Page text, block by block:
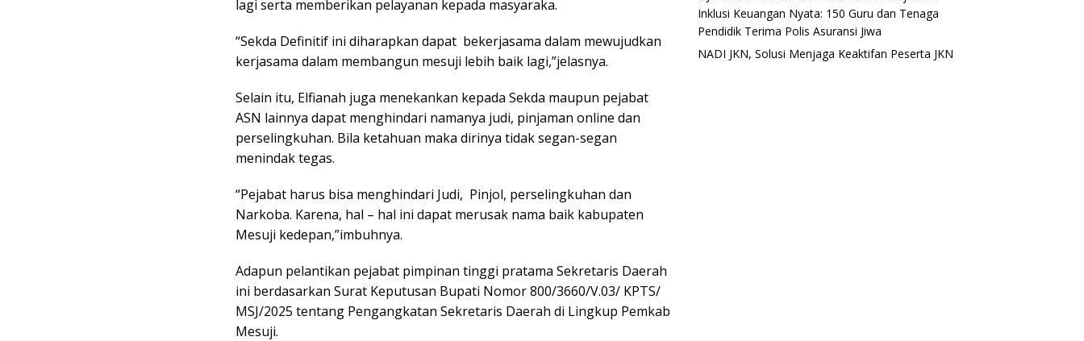
lagi serta memberikan pelayanan kepada masyaraka.
“Sekda Definitif ini diharapkan dapat bekerjasama dalam mewujudkan
kerjasama dalam membangun mesuji lebih baik lagi,”jelasnya.
Selain itu, Elfianah juga menekankan kepada Sekda maupun pejabat
ASN lainnya dapat menghindari namanya judi, pinjaman online dan
perselingkuhan. Bila ketahuan maka dirinya tidak segan-segan
menindak tegas.
“Pejabat harus bisa menghindari Judi, Pinjol, perselingkuhan dan
Narkoba. Karena, hal – hal ini dapat merusak nama baik kabupaten
Mesuji kedepan,”imbuhnya.
Adapun pelantikan pejabat pimpinan tinggi pratama Sekretaris Daerah
ini berdasarkan Surat Keputusan Bupati Nomor 800/3660/V.03/ KPTS/
MSJ/2025 tentang Pengangkatan Sekretaris Daerah di Lingkup Pemkab
Mesuji.
Inklusi Keuangan Nyata: 150 Guru dan Tenaga
Pendidik Terima Polis Asuransi Jiwa
NADI JKN, Solusi Menjaga Keaktifan Peserta JKN